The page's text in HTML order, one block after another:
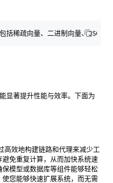
显著提升性能与效率。下面为
高效地构建链路和代理来减少工
免重复计算，从而加快系统速
模型或数据库等组件能够轻松
您能够快速扩展系统，而无需